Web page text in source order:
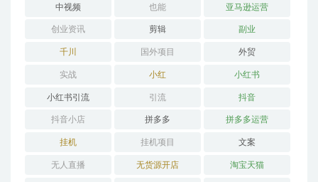
中视频 也能 亚马逊运营
创业资讯 剪辑 副业
千川 国外项目 外贸
实战 小红 小红书
小红书引流 引流 抖音
抖音小店 拼多多 拼多多运营
挂机 挂机项目 文案
无人直播 无货源开店 淘宝天猫